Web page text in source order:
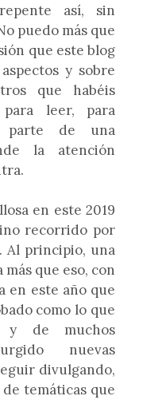
así, sin
puedo más que
que este blog
y sobre
que habéis
leer, para
parte de una
la atención
en este 2019
recorrido por
Al principio, una
que eso, con
en este año que
como lo que
y de muchos
nuevas
divulgando,
temáticas que